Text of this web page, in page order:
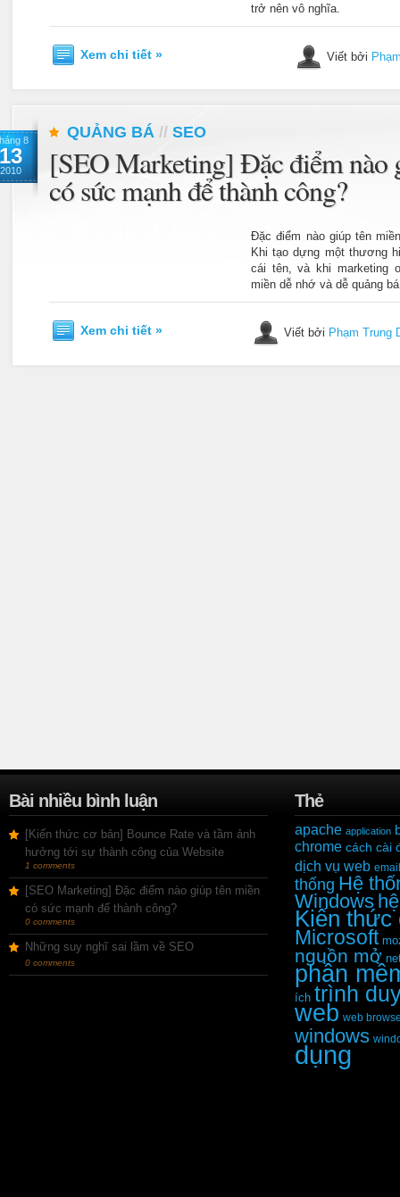
trở nên vô nghĩa.
Xem chi tiết » Viết bởi
8
13
2010
QUẢNG BÁ // SEO
[SEO Marketing] Đặc điểm nào
có sức mạnh để thành công?
Đặc điểm nào giúp tên
Khi tạo dựng một thương
cái tên, và khi marketing
miền dễ nhớ và dễ quảng
Xem chi tiết » Viết bởi Phạm Trung
Bài nhiều bình luận
[Kiến thức cơ bản] Bounce Rate và tầm ảnh
hưởng tới sự thành công của Website
1 comments
[SEO Marketing] Đặc điểm nào giúp tên miền
có sức mạnh để thành công?
0 comments
Những suy nghĩ sai lầm về SEO
0 comments
Thẻ
apache application
chrome cách cài
dịch vụ web email
thống Hệ
Windows
Kiến thức
Microsoft
nguồn mở
phần
ích trình
web web
windows
dụng